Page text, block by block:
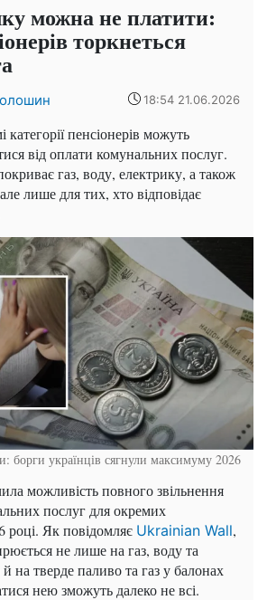
можна не платити:
торкнеться
18:54 21.06.2026
пенсіонерів можуть
від оплати комунальних послуг.
газ, воду, електрику, а також
лише для тих, хто відповідає
борги українців сягнули максимуму 2026
можливість повного звільнення
послуг для окремих
році. Як повідомляє Ukrainian Wall,
не лише на газ, воду та
на тверде паливо та газ у балонах
нею зможуть далеко не всі.